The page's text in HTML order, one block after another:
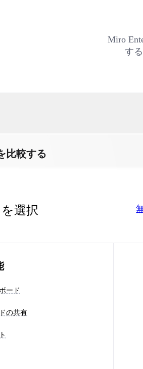
客様事例
ルプセンター
プロフェッショナル サービス
Miro
す
比較する
選択
ード
の共有